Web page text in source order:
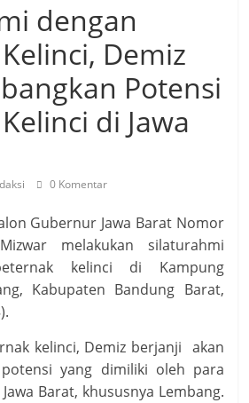
dengan
Demiz
Potensi
di Jawa
0 Komentar
Gubernur Jawa Barat Nomor
melakukan silaturahmi
kelinci di Kampung
Kabupaten Bandung Barat,
kelinci, Demiz berjanji akan
potensi yang dimiliki oleh para
Barat, khususnya Lembang.